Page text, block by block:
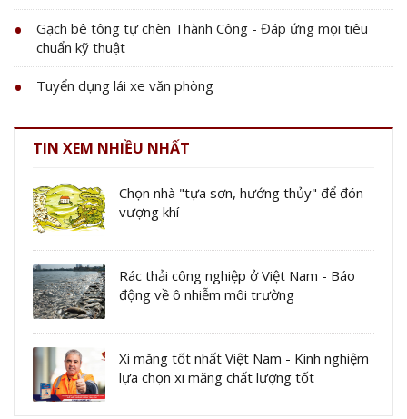
Gạch bê tông tự chèn Thành Công - Đáp ứng mọi tiêu
chuẩn kỹ thuật
Tuyển dụng lái xe văn phòng
TIN XEM NHIỀU NHẤT
Chọn nhà "tựa sơn, hướng thủy" để đón
vượng khí
Rác thải công nghiệp ở Việt Nam - Báo
động về ô nhiễm môi trường
Xi măng tốt nhất Việt Nam - Kinh nghiệm
lựa chọn xi măng chất lượng tốt